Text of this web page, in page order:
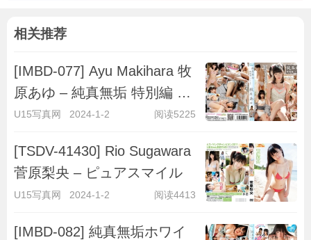
相关推荐
[IMBD-077] Ayu Makihara 牧
原あゆ – 純真無垢 特別編 ～
キラキラ彼女～
U15写真网 2024-1-2 阅读5225
[TSDV-41430] Rio Sugawara
菅原梨央 – ピュアスマイル
U15写真网 2024-1-2 阅读4413
[IMBD-082] 純真無垢ホワイ